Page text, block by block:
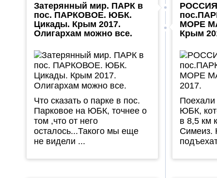
Затерянный мир. ПАРК в
пос. ПАРКОВОЕ. ЮБК.
Цикады. Крым 2017.
Олигархам можно все.
Что сказать о парке в пос.
Парковое на ЮБК, точнее о
том ,что от него
осталось...Такого мы еще
не видели ...
МОРЕ
Крым
Поехали
ЮБК,
в 8,5 км
Симеиз.